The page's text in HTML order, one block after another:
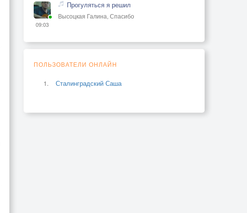
09:03
Прогуляться я решил
Высоцкая Галина, Спасибо
ПОЛЬЗОВАТЕЛИ ОНЛАЙН
Сталинградский Саша